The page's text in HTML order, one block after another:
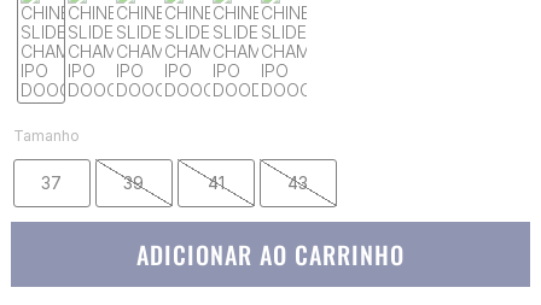
Tamanho
37 39 41 43
ADICIONAR AO CARRINHO